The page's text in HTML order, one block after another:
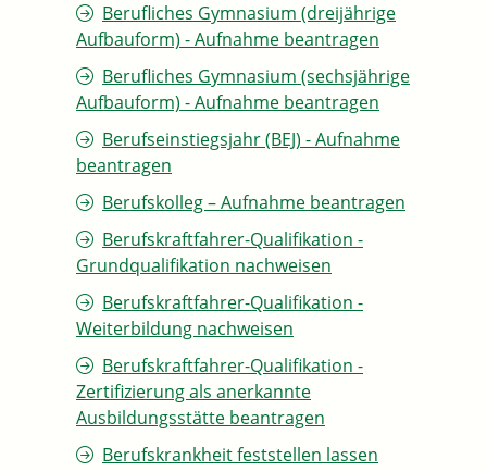
Berufliches Gymnasium (dreijährige
Aufbauform) - Aufnahme beantragen
Berufliches Gymnasium (sechsjährige
Aufbauform) - Aufnahme beantragen
Berufseinstiegsjahr (BEJ) - Aufnahme
beantragen
Berufskolleg – Aufnahme beantragen
Berufskraftfahrer-Qualifikation -
Grundqualifikation nachweisen
Berufskraftfahrer-Qualifikation -
Weiterbildung nachweisen
Berufskraftfahrer-Qualifikation -
Zertifizierung als anerkannte
Ausbildungsstätte beantragen
Berufskrankheit feststellen lassen